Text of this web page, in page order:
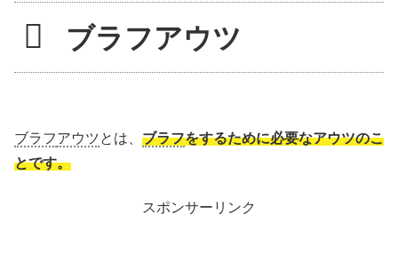
ブラフアウツ
ブラフアウツとは、 ブラフをするために必要なアウツのこ
とです。
スポンサーリンク